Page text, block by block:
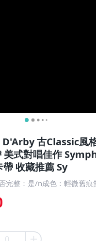
古Classic風
美式對唱佳作
收藏推薦 Sy
完整：是/n成色：輕微舊痕